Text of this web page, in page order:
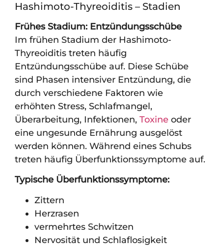
Hashimoto-Thyreoiditis – Stadien
Frühes Stadium: Entzündungsschübe
Im frühen Stadium der Hashimoto-
Thyreoiditis treten häufig
Entzündungsschübe auf. Diese Schübe
sind Phasen intensiver Entzündung, die
durch verschiedene Faktoren wie
erhöhten Stress, Schlafmangel,
Überarbeitung, Infektionen, Toxine oder
eine ungesunde Ernährung ausgelöst
werden können. Während eines Schubs
treten häufig Überfunktionssymptome auf.
Typische Überfunktionssymptome:
Zittern
Herzrasen
vermehrtes Schwitzen
Nervosität und Schlaflosigkeit